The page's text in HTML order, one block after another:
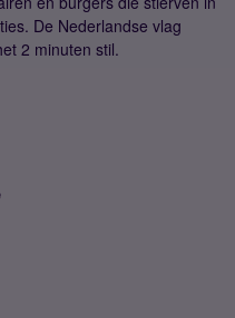
De Nederlandse vlag
2 minuten stil.